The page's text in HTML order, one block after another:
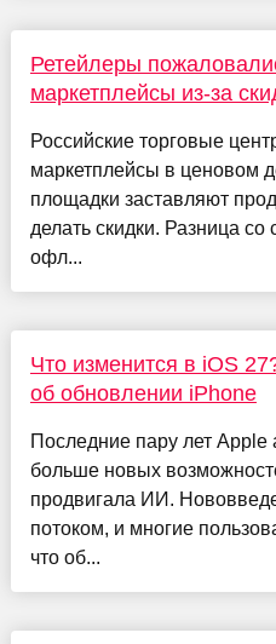
Ретейлеры
маркетплейсы из-за
Российские торговые
маркетплейсы в ценовом
площадки заставляют
делать скидки. Разница
офл...
Что изменится в iOS
об обновлении iPhone
Последние пару лет Apple
больше новых
продвигала ИИ.
потоком, и многие
что об...